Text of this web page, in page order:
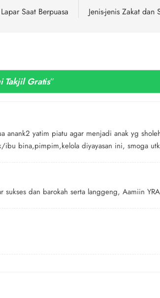
Saat Berpuasa
Jenis-jenis Zakat dan
Takjil Gratis”
anank2 yatim piatu agar menjadi anak yg
bina,pimpim,kelola diyayasan ini, smoga
sukses dan barokah serta langgeng, Aamiin YRA